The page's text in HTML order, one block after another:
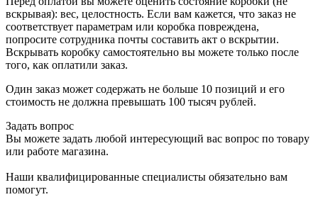
вскрывая): вес, целостность. Если вам кажется, что заказ не
соответствует параметрам или коробка повреждена,
попросите сотрудника почты составить акт о вскрытии.
Вскрывать коробку самостоятельно вы можете только после
того, как оплатили заказ.
Один заказ может содержать не больше 10 позиций и его
стоимость не должна превышать 100 тысяч рублей.
Задать вопрос
Вы можете задать любой интересующий вас вопрос по товару
или работе магазина.
Наши квалифицированные специалисты обязательно вам
помогут.